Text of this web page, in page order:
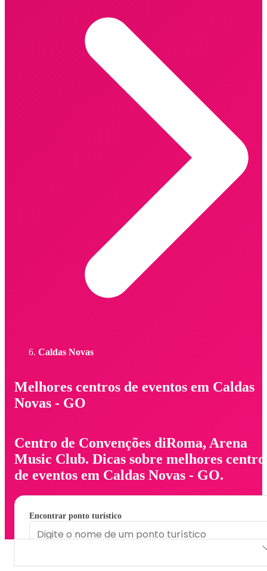
Caldas Novas
Melhores centros de eventos em Caldas
Novas - GO
Centro de Convenções diRoma, Arena
Music Club. Dicas sobre melhores
de eventos em Caldas Novas - GO.
Encontrar ponto turístico